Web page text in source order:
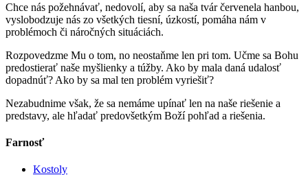
Chce nás požehnávať, nedovolí, aby sa naša tvár červenela hanbou,
vyslobodzuje nás zo všetkých tiesní, úzkostí, pomáha nám v
problémoch či náročných situáciách.
Rozpovedzme Mu o tom, no neostaňme len pri tom. Učme sa Bohu
predostierať naše myšlienky a túžby. Ako by mala daná udalosť
dopadnúť? Ako by sa mal ten problém vyriešiť?
Nezabudnime však, že sa nemáme upínať len na naše riešenie a
predstavy, ale hľadať predovšetkým Boží pohľad a riešenia.
Farnosť
Kostoly